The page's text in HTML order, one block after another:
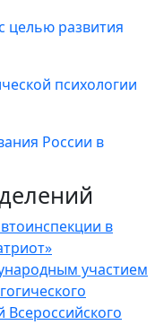
целью развития
психологии
России в
в
участием